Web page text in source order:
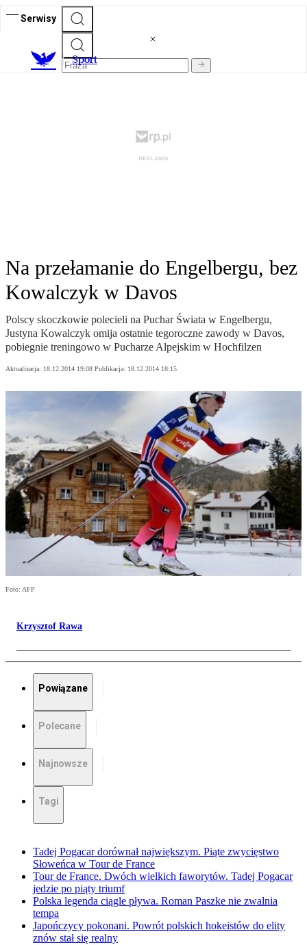
Serwisy
Sport
Na przełamanie do Engelbergu, bez
Kowalczyk w Davos
Polscy skoczkowie polecieli na Puchar Świata w Engelbergu,
Justyna Kowalczyk omija ostatnie tegoroczne zawody w Davos,
pobiegnie treningowo w Pucharze Alpejskim w Hochfilzen
Aktualizacja: 18.12.2014 19:08 Publikacja: 18.12.2014 18:15
Foto: AFP
Krzysztof Rawa
Powiązane
Polecane
Najnowsze
Tagi
Tadej Pogacar dorównał największym. Piąte zwycięstwo
Słoweńca w Tour de France
Tour de France. Dwóch wielkich faworytów. Tadej Pogacar
jedzie po piąty triumf
Polska legenda ciągle pływa. Roman Paszke nie zwalnia
tempa
Japończycy pokonani. Powrót polskich hokeistów do elity
znów stał się realny